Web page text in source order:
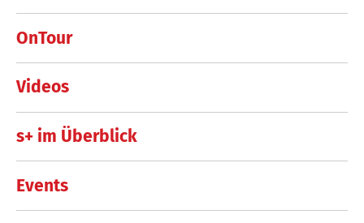
OnTour
Videos
s+ im Überblick
Events